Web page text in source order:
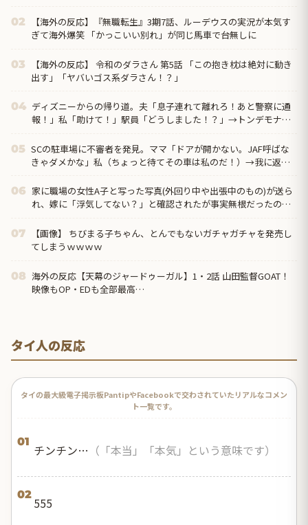
02
【海外の反応】『無職転生』3期7話、ルーデウスの実況が本気す
ぎて海外爆笑 「かっこいい別れ」が同じ馬車で台無しに
03
【海外の反応】 令和のダラさん 第5話 「この抱き枕は絶対に動き
出す」「ヤバいゴス系ダラさん！？」
04 ディズニーからの帰り道。夫「息子連れて離れろ！あと警察に通
報！」私「助けて！」駅員「どうしました！？」→トンデモナイ
05 SCの駐車場に不審者を発見。ママ「ドアが開かない。JAF呼ばな
きゃダメかな」私（ちょっと待てその車は私のだ！）→我に返っ
06 家に職場の女性A子と写った写真(外回り中や出張中のもの)が送ら
れ、嫁に「浮気してない？」と確認されたが事実無根だったので
07
【画像】 ちびまる子ちゃん、とんでもないガチャガチャを発売し
てしまうｗｗｗｗ
08 海外の反応【天幕のジャードゥーガル】1・2話 山田監督GOAT！
映像もOP・EDも全部最高…
タイ人の反応
タイの最大級電子掲示板PantipやFacebookで交わされていたリアルなコメン
ト一覧です。
01
チンチン… （「本当」「本気」という意味です）
02
555